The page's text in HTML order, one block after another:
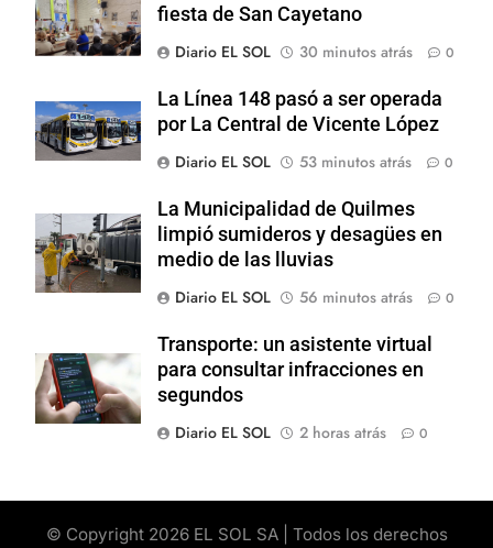
fiesta de San Cayetano
Diario EL SOL
30 minutos atrás 0
La Línea 148 pasó a ser operada
por La Central de Vicente López
Diario EL SOL
53 minutos atrás 0
La Municipalidad de Quilmes
limpió sumideros y desagües en
medio de las lluvias
Diario EL SOL
56 minutos atrás 0
Transporte: un asistente virtual
para consultar infracciones en
segundos
Diario EL SOL
2 horas atrás 0
© Copyright 2026 EL SOL SA | Todos los derechos